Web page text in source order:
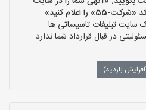
اعلام کنید»
تبلیغات تاسیساتی ها
در قبال قرارداد شما ندارد.
بازدید)